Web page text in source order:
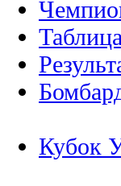
Таблица
Кубок